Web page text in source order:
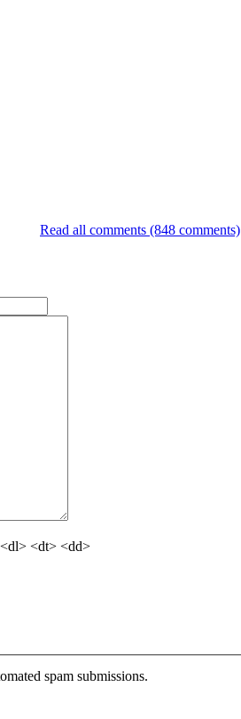
Read all comments (848 comments)
<dt> <dd>
spam submissions.